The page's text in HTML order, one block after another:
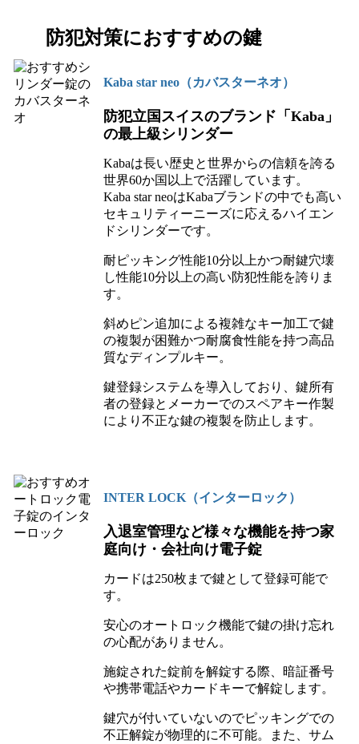
防犯対策におすすめの鍵
Kaba star neo（カバスターネオ）
防犯立国スイスのブランド「Kaba」
の最上級シリンダー
Kabaは長い歴史と世界からの信頼を誇る
世界60か国以上で活躍しています。
Kaba star neoはKabaブランドの中でも高い
セキュリティーニーズに応えるハイエン
ドシリンダーです。
耐ピッキング性能10分以上かつ耐鍵穴壊
し性能10分以上の高い防犯性能を誇りま
す。
斜めピン追加による複雑なキー加工で鍵
の複製が困難かつ耐腐食性能を持つ高品
質なディンプルキー。
鍵登録システムを導入しており、鍵所有
者の登録とメーカーでのスペアキー作製
により不正な鍵の複製を防止します。
INTER LOCK（インターロック）
入退室管理など様々な機能を持つ家
庭向け・会社向け電子錠
カードは250枚まで鍵として登録可能で
す。
安心のオートロック機能で鍵の掛け忘れ
の心配がありません。
施錠された錠前を解錠する際、暗証番号
や携帯電話やカードキーで解錠します。
鍵穴が付いていないのでピッキングでの
不正解錠が物理的に不可能。また、サム